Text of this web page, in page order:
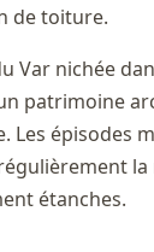
de toiture.
Var nichée
patrimoine
Les épisodes
étanches.